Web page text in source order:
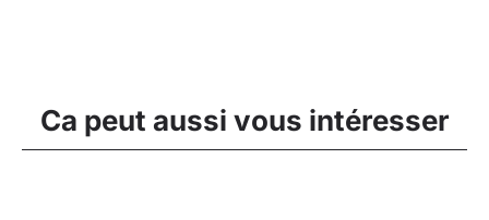
Ca peut aussi vous intéresser